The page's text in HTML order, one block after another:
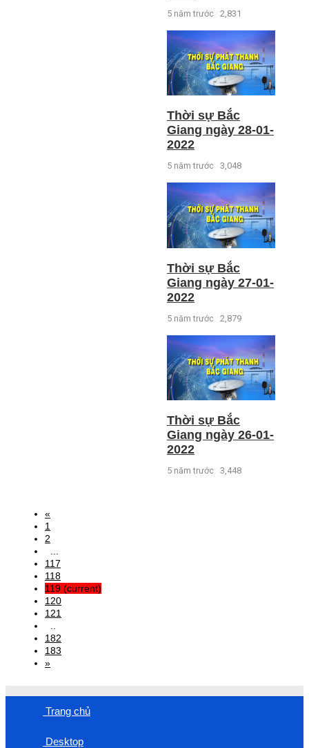
5 năm trước 2,831
Thời sự Bắc
Giang ngày 28-01-
2022
5 năm trước 3,048
Thời sự Bắc
Giang ngày 27-01-
2022
5 năm trước 2,879
Thời sự Bắc
Giang ngày 26-01-
2022
5 năm trước 3,448
«
1
2
...
117
118
119 (current)
120
121
..
182
183
»
Trang chủ
Desktop